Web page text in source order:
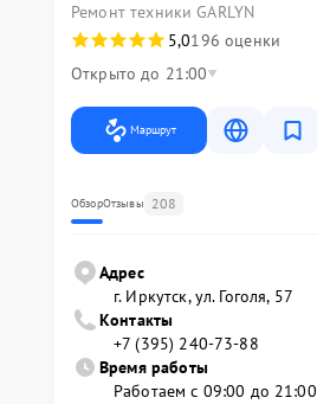
Ремонт техники GARLYN
5,0196 оценки
Открыто до 21:00
Маршрут
ОбзорОтзывы 208
Адрес
г. Иркутск, ул. ​Гоголя, 57
Контакты
+7 (395) 240-73-88
Время работы
Работаем с 09:00 до 21:00